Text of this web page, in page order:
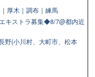
厚木｜調布｜練馬
キストラ募集◆8/7@都内近
野(小川村、大町市、松本